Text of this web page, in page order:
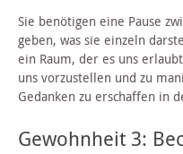
Sie benötigen eine Pause
geben, was sie einzeln
ein Raum, der es uns
uns vorzustellen und zu
Gedanken zu erschaffen in
Gewohnheit 3: